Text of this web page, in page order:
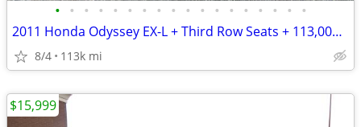
• • • • • • • • • • • • • • • • • •
2011 Honda Odyssey EX-L + Third Row Seats + 113,000 Miles
8/4 113k mi
$15,999